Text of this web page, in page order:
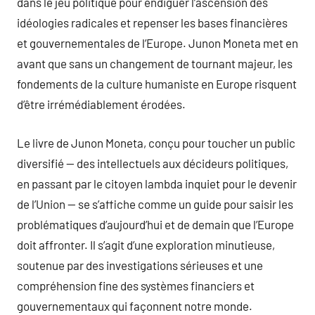
idéologies radicales et repenser les bases financières
et gouvernementales de l’Europe. Junon Moneta met en
avant que sans un changement de tournant majeur, les
fondements de la culture humaniste en Europe risquent
d’être irrémédiablement érodées.
Le livre de Junon Moneta, conçu pour toucher un public
diversifié — des intellectuels aux décideurs politiques,
en passant par le citoyen lambda inquiet pour le devenir
de l’Union — se s’affiche comme un guide pour saisir les
problématiques d’aujourd’hui et de demain que l’Europe
doit affronter. Il s’agit d’une exploration minutieuse,
soutenue par des investigations sérieuses et une
compréhension fine des systèmes financiers et
gouvernementaux qui façonnent notre monde.